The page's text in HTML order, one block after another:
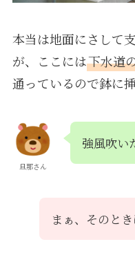
本当は地面にさして
が、ここには下水道
通っているので鉢に
旦那さん
強風吹い
まぁ、そのと